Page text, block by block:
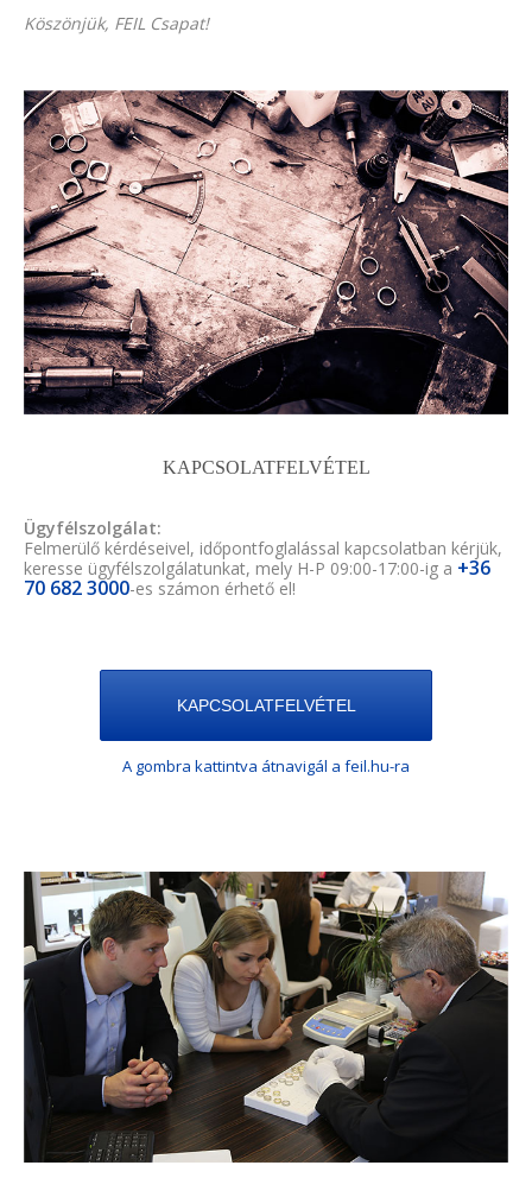
Köszönjük, FEIL Csapat!
KAPCSOLATFELVÉTEL
Ügyfélszolgálat:
Felmerülő kérdéseivel, időpontfoglalással kapcsolatban kérjük,
keresse ügyfélszolgálatunkat, mely H-P 09:00-17:00-ig a +36
70 682 3000-es számon érhető el!
KAPCSOLATFELVÉTEL
A gombra kattintva átnavigál a feil.hu-ra